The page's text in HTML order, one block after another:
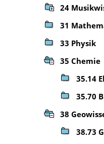
24
31
33 Physik
35 Chemie
35.14
35.70
38
38.73